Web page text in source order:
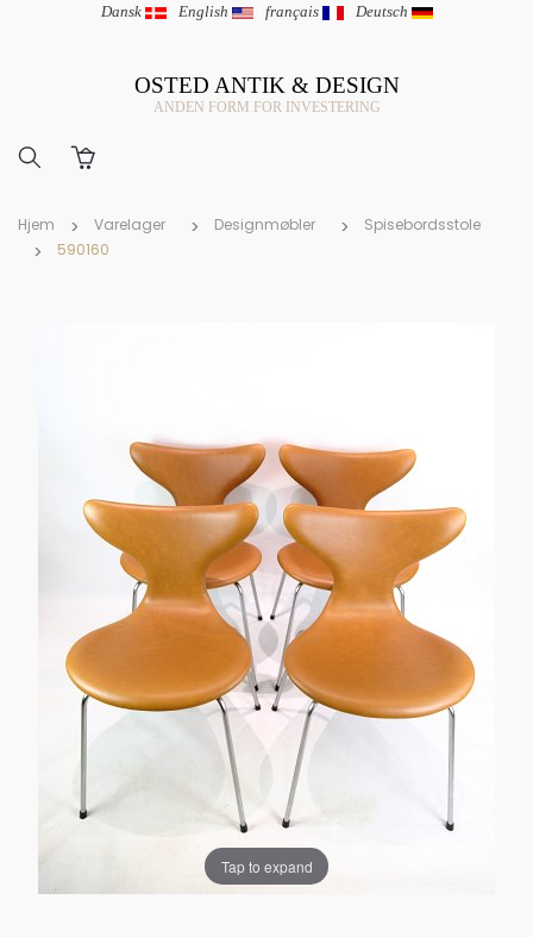
Dansk | English | français | Deutsch
OSTED ANTIK & DESIGN
ANDEN FORM FOR INVESTERING
Hjem Varelager Designmøbler
Spisebordsstole
590160
Tap to expand